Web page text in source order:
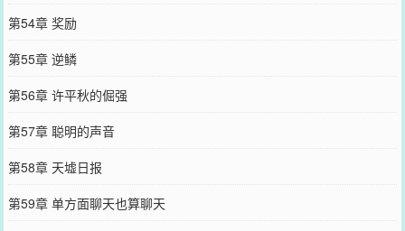
第54章 奖励
第55章 逆鳞
第56章 许平秋的倔强
第57章 聪明的声音
第58章 天墟日报
第59章 单方面聊天也算聊天